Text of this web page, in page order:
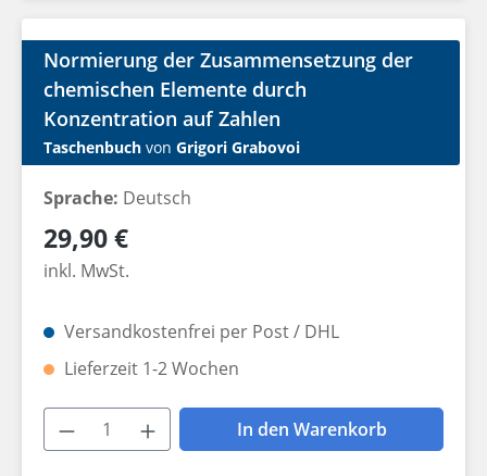
Normierung der Zusammensetzung der
chemischen Elemente durch
Konzentration auf Zahlen
Taschenbuch von Grigori Grabovoi
Sprache: Deutsch
Regulärer Preis:
29,90 €
inkl. MwSt.
Versandkostenfrei per Post / DHL
Lieferzeit 1-2 Wochen
Produkt Anzahl: Gib den
In den Warenkorb